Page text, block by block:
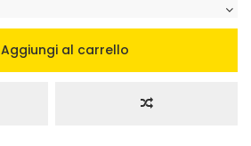
Aggiungi al carrello